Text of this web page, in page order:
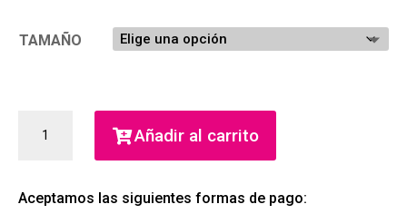
TAMAÑO
ABSOLU
(RABANNE)
Añadir al carrito
Aceptamos las siguientes formas de pago: